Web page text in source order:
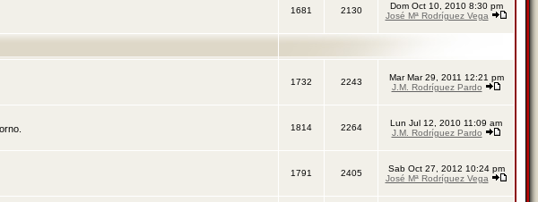
1681 2130
Dom Oct 10, 2010 8:30 pm
José Mª Rodríguez Vega
1732 2243
Mar Mar 29, 2011 12:21 pm
J.M. Rodríguez Pardo
1814 2264
Lun Jul 12, 2010 11:09 am
J.M. Rodríguez Pardo
1791 2405
Sab Oct 27, 2012 10:24 pm
José Mª Rodríguez Vega